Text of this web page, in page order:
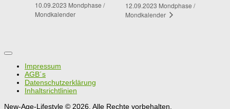
10.09.2023 Mondphase /
Mondkalender
12.09.2023 Mondphase /
Mondkalender
Impressum
AGB´s
Datenschutzerklärung
Inhaltsrichtlinien
New-Age-Lifestyle © 2026. Alle Rechte vorbehalten.